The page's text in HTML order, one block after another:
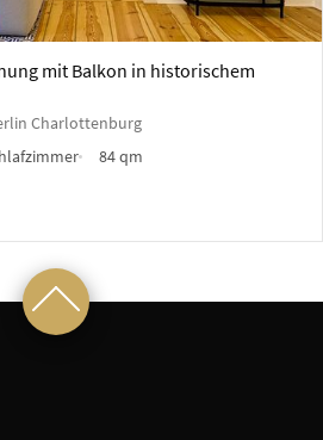
mit Balkon in historischem
Charlottenburg
84 qm